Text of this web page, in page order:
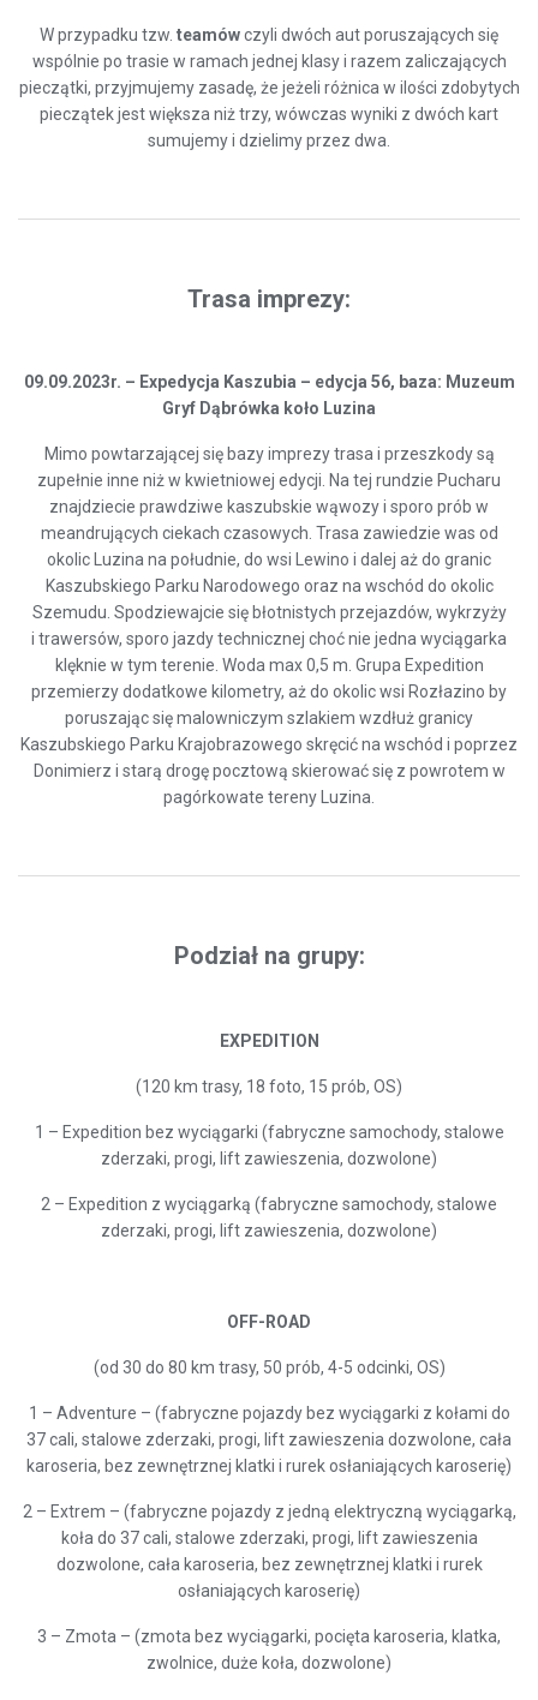
W przypadku tzw. teamówczyli dwóch aut poruszających się
wspólnie po trasie w ramach jednej klasy i razem zaliczających
pieczątki, przyjmujemy zasadę, że jeżeli różnica w ilości zdobytych
pieczątek jest większa niż trzy, wówczas wyniki z dwóch kart
sumujemy i dzielimy przez dwa.
Trasa imprezy:
09.09.2023r. – Expedycja Kaszubia – edycja 56, baza: Muzeum
Gryf Dąbrówka koło Luzina
Mimo powtarzającej się bazy imprezy trasa i przeszkody są
zupełnie inne niż w kwietniowej edycji. Na tej rundzie Pucharu
znajdziecie prawdziwe kaszubskie wąwozy i sporo prób w
meandrujących ciekach czasowych. Trasa zawiedzie was od
okolic Luzina na południe, do wsi Lewino i dalej aż do granic
Kaszubskiego Parku Narodowego oraz na wschód do okolic
Szemudu. Spodziewajcie się błotnistych przejazdów, wykrzyży
i trawersów, sporo jazdy technicznej choć nie jedna wyciągarka
klęknie w tym terenie. Woda max 0,5 m. Grupa Expedition
przemierzy dodatkowe kilometry, aż do okolic wsi Rozłazino by
poruszając się malowniczym szlakiem wzdłuż granicy
Kaszubskiego Parku Krajobrazowego skręcić na wschód i poprzez
Donimierz i starą drogę pocztową skierować się z powrotem w
pagórkowate tereny Luzina.
Podział na grupy:
EXPEDITION
(120 km trasy, 18 foto, 15 prób, OS)
1 – Expedition bez wyciągarki (fabryczne samochody, stalowe
zderzaki, progi, lift zawieszenia, dozwolone)
2 – Expedition z wyciągarką (fabryczne samochody, stalowe
zderzaki, progi, lift zawieszenia, dozwolone)
OFF-ROAD
(od 30 do 80 km trasy, 50 prób, 4-5 odcinki, OS)
1 – Adventure – (fabryczne pojazdy bez wyciągarki z kołami do
37 cali, stalowe zderzaki, progi, lift zawieszenia dozwolone, cała
karoseria, bez zewnętrznej klatki i rurek osłaniających karoserię)
2 – Extrem – (fabryczne pojazdy z jedną elektryczną wyciągarką,
koła do 37 cali, stalowe zderzaki, progi, lift zawieszenia
dozwolone, cała karoseria, bez zewnętrznej klatki i rurek
osłaniających karoserię)
3 – Zmota – (zmota bez wyciągarki, pocięta karoseria, klatka,
zwolnice, duże koła, dozwolone)